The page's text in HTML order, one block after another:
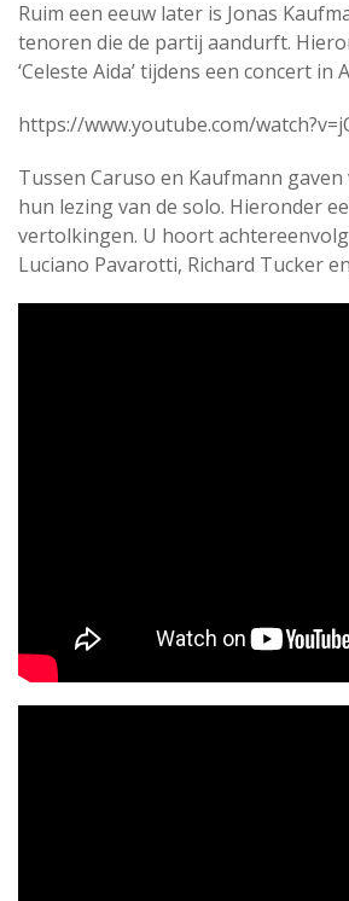
Ruim een eeuw later is Jonas
tenoren die de partij aandurft.
‘Celeste Aida’ tijdens een concert in
https://www.youtube.com/
Tussen Caruso en Kaufmann
hun lezing van de solo. Hieronder
vertolkingen. U hoort
Luciano Pavarotti, Richard Tucker